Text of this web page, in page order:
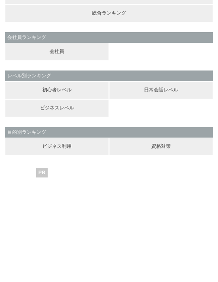
総合ランキング
会社員ランキング
会社員
レベル別ランキング
初心者レベル 日常会話レベル
ビジネスレベル
目的別ランキング
ビジネス利用 資格対策
PR